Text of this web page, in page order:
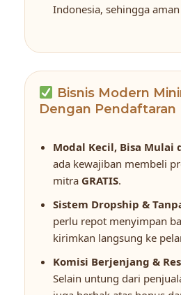
Indonesia, sehingga
Bisnis Modern
Dengan Pendaftaran
Modal Kecil, Bisa Mulai
ada kewajiban membeli
mitra GRATIS.
Sistem Dropship &
perlu repot menyimpan
kirimkan langsung ke
Komisi Berjenjang &
Selain untung dari